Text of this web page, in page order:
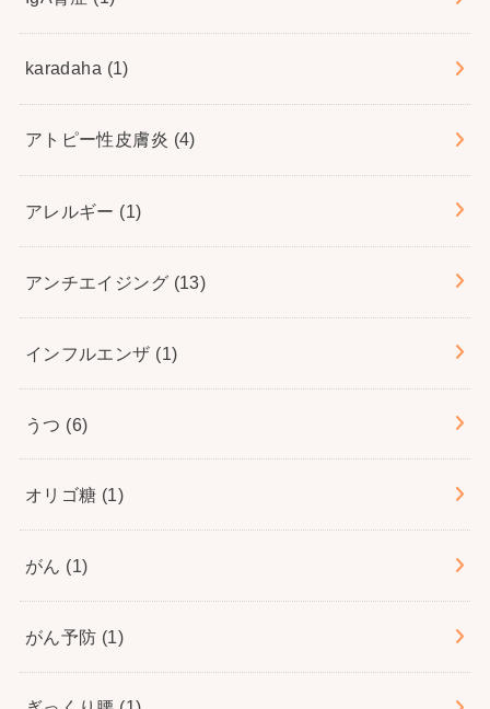
karadaha (1)
アトピー性皮膚炎 (4)
アレルギー (1)
アンチエイジング (13)
インフルエンザ (1)
うつ (6)
オリゴ糖 (1)
がん (1)
がん予防 (1)